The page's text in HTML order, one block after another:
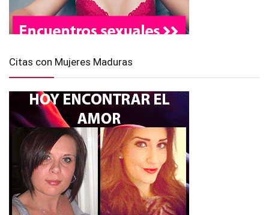
Citas con Mujeres Maduras